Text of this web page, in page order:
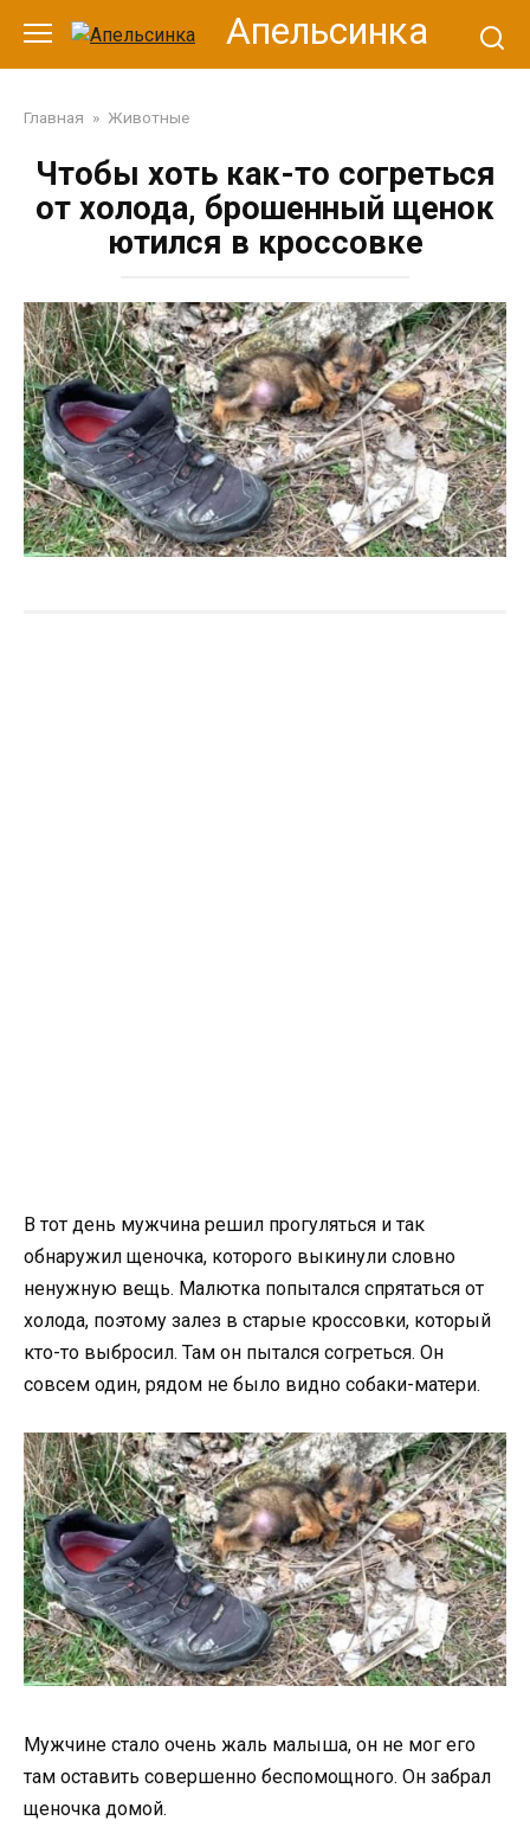
контенту
Апельсинка
Главная » Животные
Чтобы хоть как-то согреться
от холода, брошенный щенок
ютился в кроссовке
В тот день мужчина решил прогуляться и так
обнаружил щеночка, которого выкинули словно
ненужную вещь. Малютка попытался спрятаться от
холода, поэтому залез в старые кроссовки, который
кто-то выбросил. Там он пытался согреться. Он
совсем один, рядом не было видно собаки-матери.
Мужчине стало очень жаль малыша, он не мог его
там оставить совершенно беспомощного. Он забрал
щеночка домой.